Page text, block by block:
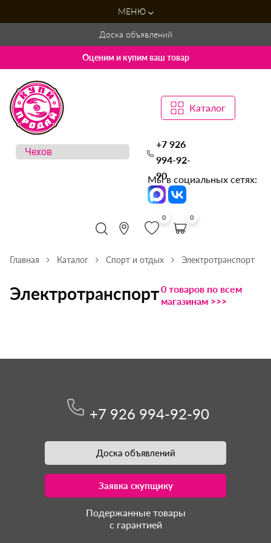
МЕНЮ
Доска объявлений
Оценим и купим ваш товар
Каталог
+7 926
994-92-
90
Мы в социальных сетях:
0 0
Главная Каталог Спорт и отдых Электротранспорт
Электротранспорт0 товаров по всем
магазинам >>>
+7 926 994-92-90
Доска объявлений
Заявка скупщику
Подержанные товары
с гарантией